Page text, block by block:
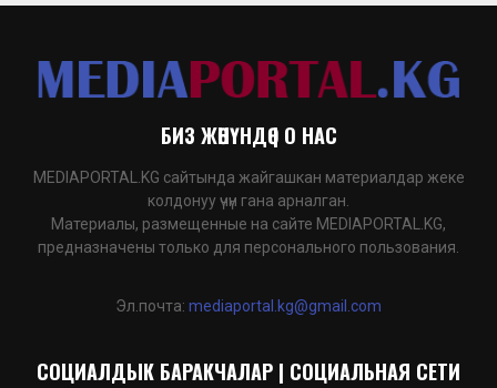
БИЗ ЖӨНҮНДӨ | О НАС
MEDIAPORTAL.KG сайтында жайгашкан материалдар жеке
колдонуу үчүн гана арналган.
Материалы, размещенные на сайте MEDIAPORTAL.KG,
предназначены только для персонального пользования.
Эл.почта: mediaportal.kg@gmail.com
СОЦИАЛДЫК БАРАКЧАЛАР | СОЦИАЛЬНАЯ СЕТИ